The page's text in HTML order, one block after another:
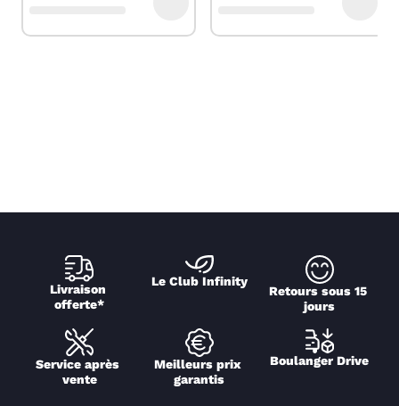
Livraison
offerte*
Le Club Infinity
Retours sous 15
jours
Service après
vente
Meilleurs prix
garantis
Boulanger Drive